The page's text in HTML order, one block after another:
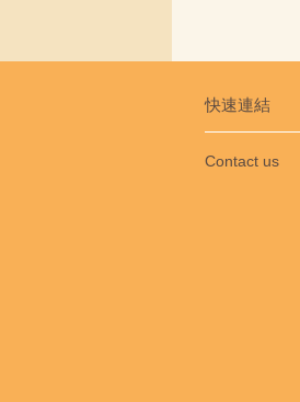
快速連結
Contact us